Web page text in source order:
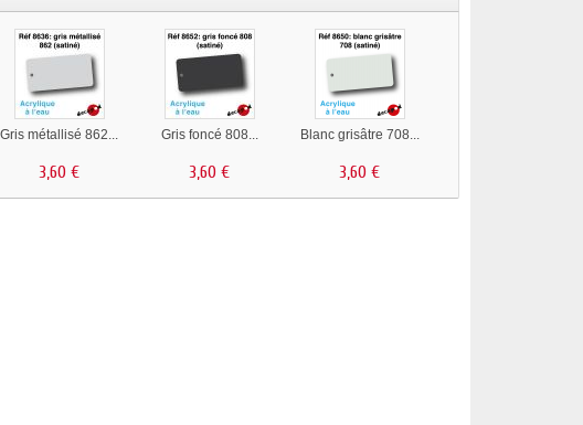
Gris métallisé 862...
3,60 €
Gris foncé 808...
3,60 €
Blanc grisâtre 708...
3,60 €